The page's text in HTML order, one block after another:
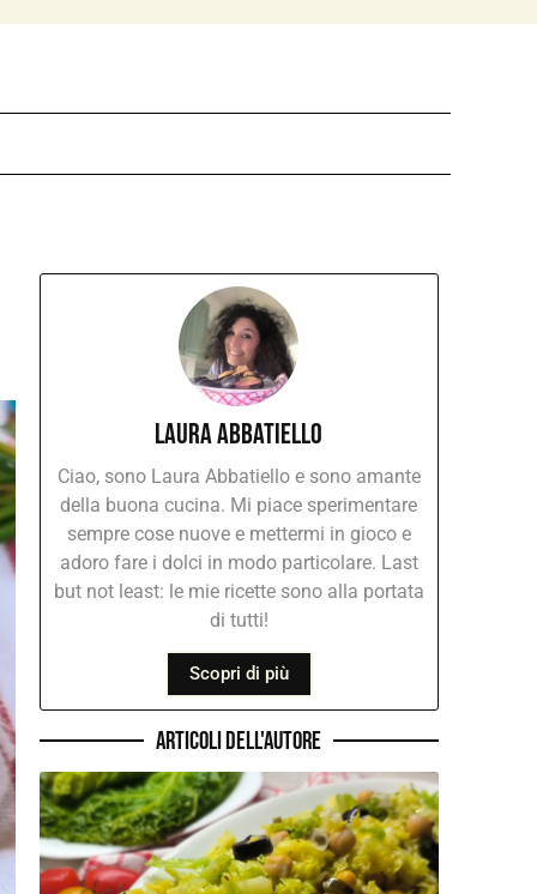
Laura Abbatiello
Ciao, sono Laura Abbatiello e sono amante
della buona cucina. Mi piace sperimentare
sempre cose nuove e mettermi in gioco e
adoro fare i dolci in modo particolare. Last
but not least: le mie ricette sono alla portata
di tutti!
Scopri di più
Articoli dell'autore